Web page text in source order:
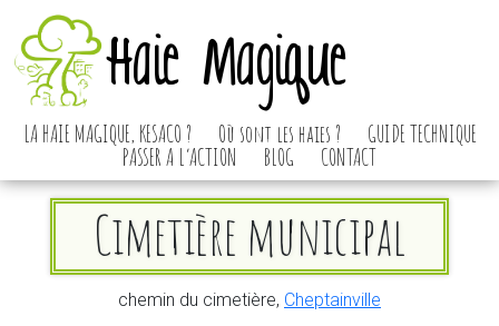
Haie Magique
LA HAIE MAGIQUE, KESACO ? Où sont les haies ?
GUIDE TECHNIQUE
PASSER A L’ACTION
BLOG CONTACT
Cimetière municipal
chemin du cimetière, Cheptainville